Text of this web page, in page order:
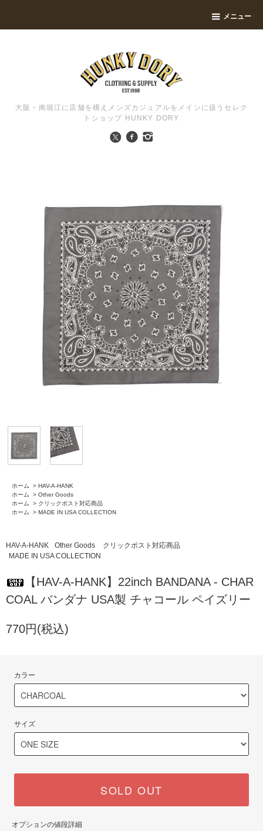
メニュー
大阪・南堀江に店舗を構えメンズカジュアルをメインに扱うセレク
トショップ HUNKY DORY
ホーム > HAV-A-HANK
ホーム
> Other Goods
ホーム
> クリックポスト対応商品
ホーム
> MADE IN USA COLLECTION
HAV-A-HANK Other Goods
クリックポスト対応商品
MADE IN USA COLLECTION
【HAV-A-HANK】22inch BANDANA - CHAR
COAL バンダナ USA製 チャコール ペイズリー
770円(税込)
カラー
サイズ
SOLD OUT
オプションの値段詳細